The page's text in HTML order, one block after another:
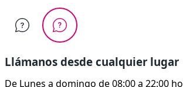
Llámanos desde cualquier lugar
De Lunes a domingo de 08:00 a 22:00